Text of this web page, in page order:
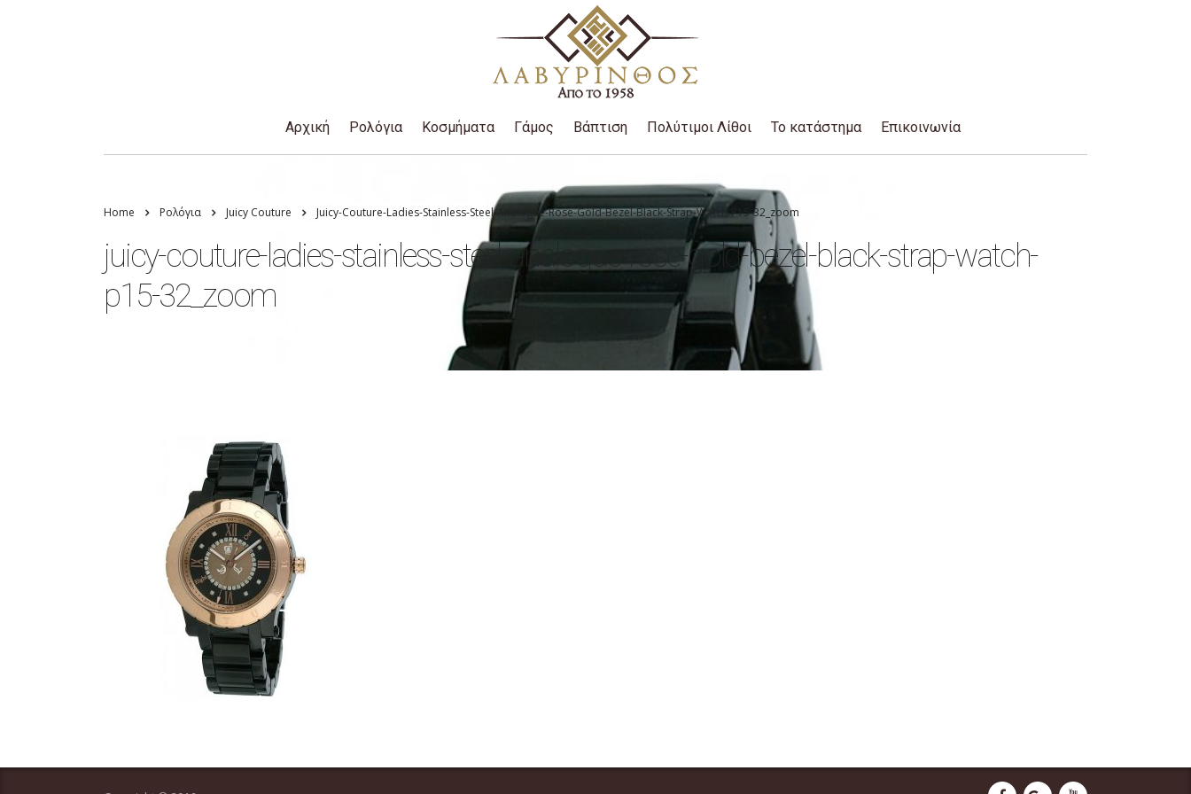
Αρχική Ρολόγια Κοσμήματα Γάμος Βάπτιση Πολύτιμοι Λίθοι Το κατάστημα Επικοινωνία
Home Ρολόγια Juicy Couture Juicy-Couture-Ladies-Stainless-Steel-Analogue-Rose-Gold-Bezel-Black-Strap-Watch-P15-32_zoom
juicy-couture-ladies-stainless-steel-analogue-rose-gold-bezel-black-strap-watch-
p15-32_zoom